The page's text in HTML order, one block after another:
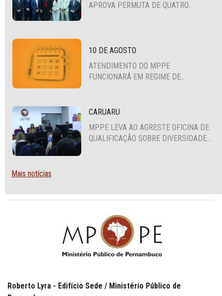
APROVA PERMUTA DE QUATRO
10 DE AGOSTO
ATENDIMENTO DO MPPE
FUNCIONARÁ EM REGIME DE
CARUARU
MPPE LEVA AO AGRESTE OFICINA DE
QUALIFICAÇÃO SOBRE DIVERSIDADE
Mais notícias
Roberto Lyra - Edifício Sede / Ministério Público de